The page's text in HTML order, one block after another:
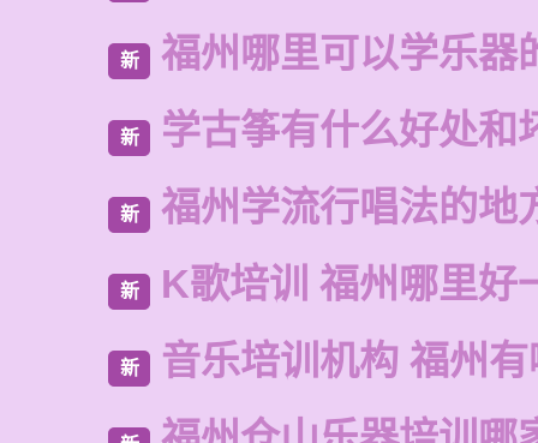
新 福州哪里可以学乐器
新 学古筝有什么好处和
新 福州学流行唱法的地
新 K歌培训 福州哪里好
新 音乐培训机构 福州